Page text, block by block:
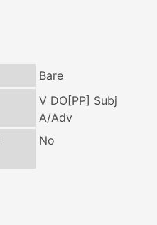
Bare
V DO[PP] Subj
A/Adv
No